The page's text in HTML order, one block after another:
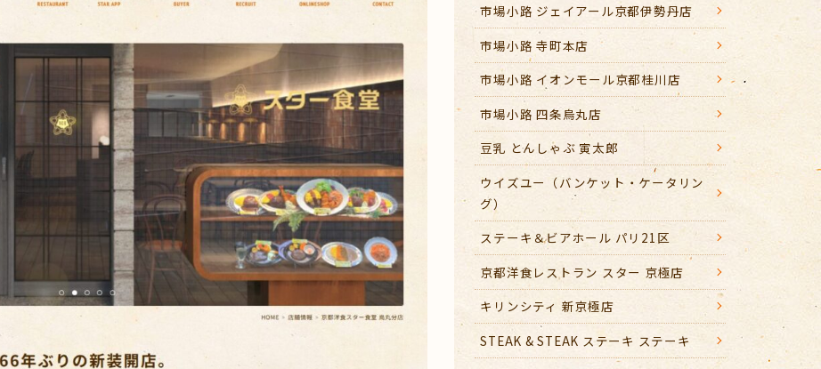
市場小路 ジェイアール京都伊勢丹店
市場小路 寺町本店
市場小路 イオンモール京都桂川店
市場小路 四条烏丸店
豆乳 とんしゃぶ 寅太郎
ウイズユー（バンケット・ケータリン
グ）
ステーキ＆ビアホール パリ21区
京都洋食レストラン スター 京極店
キリンシティ 新京極店
STEAK & STEAK ステーキ ステーキ